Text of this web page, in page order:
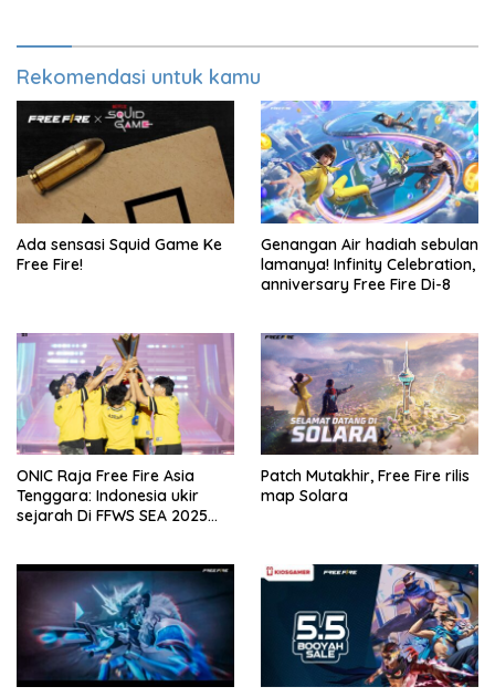
Rekomendasi untuk kamu
Ada sensasi Squid Game Ke
Free Fire!
Genangan Air hadiah sebulan
lamanya! Infinity Celebration,
anniversary Free Fire Di-8
ONIC Raja Free Fire Asia
Tenggara: Indonesia ukir
sejarah Di FFWS SEA 2025
Patch Mutakhir, Free Fire rilis
map Solara